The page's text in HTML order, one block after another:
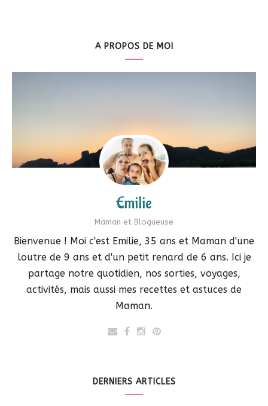
A PROPOS DE MOI
Emilie
Maman et Blogueuse
Bienvenue ! Moi c'est Emilie, 35 ans et Maman d'une
loutre de 9 ans et d'un petit renard de 6 ans. Ici je
partage notre quotidien, nos sorties, voyages,
activités, mais aussi mes recettes et astuces de
Maman.
DERNIERS ARTICLES